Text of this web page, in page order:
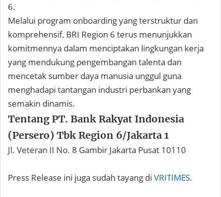
6.
Melalui program onboarding yang terstruktur dan
komprehensif, BRI Region 6 terus menunjukkan
komitmennya dalam menciptakan lingkungan kerja
yang mendukung pengembangan talenta dan
mencetak sumber daya manusia unggul guna
menghadapi tantangan industri perbankan yang
semakin dinamis.
Tentang PT. Bank Rakyat Indonesia
(Persero) Tbk Region 6/Jakarta 1
Jl. Veteran II No. 8 Gambir Jakarta Pusat 10110
Press Release ini juga sudah tayang di VRITIMES.